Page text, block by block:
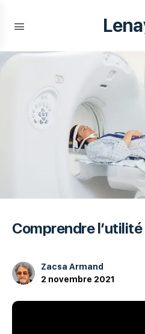
Comprendre
Zacsa Armand
2 novembre 2021